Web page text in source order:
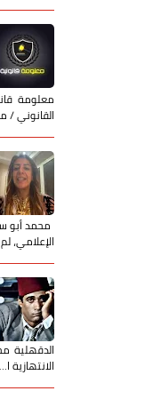
معلومة
القانوني
محمد
الإعلامي،
الانتهازية ا…